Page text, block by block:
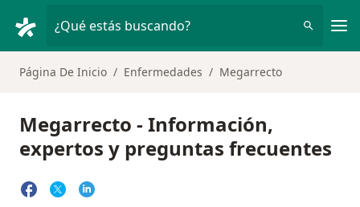
¿Qué estás buscando?
Página De Inicio Enfermedades Megarrecto
Megarrecto - Información,
expertos y preguntas frecuentes